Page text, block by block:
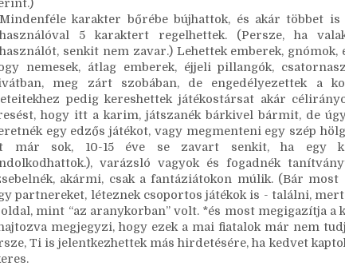
egy városát, ahol a játékok zajlanak. (Vannak amúgy
amikor szétnéztem, nem volt nagy mozgás rajtuk,
Anno a Thrillion leáldozása után a Sideran lett a
karakter bőrébe bújhattok, és akár többet
5 karaktert regelhettek. (Persze, ha
senkit nem zavar.) Lehettek emberek, gnómok,
nemesek, átlag emberek, éjjeli pillangók,
meg zárt szobában, de engedélyezettek a
pedig kereshettek játékostársat akár
hogy itt a karim, játszanék bárkivel bármit, de
egy edzős játékot, vagy megmenteni egy szép
már sok, 10-15 éve se zavart senkit, ha egy
varázsló vagyok és fogadnék
akármi, csak a fantáziátokon múlik. (Bár
partnereket, léteznek csoportos játékok is - találni,
mint “az aranykorban” volt. *és most megigazítja a